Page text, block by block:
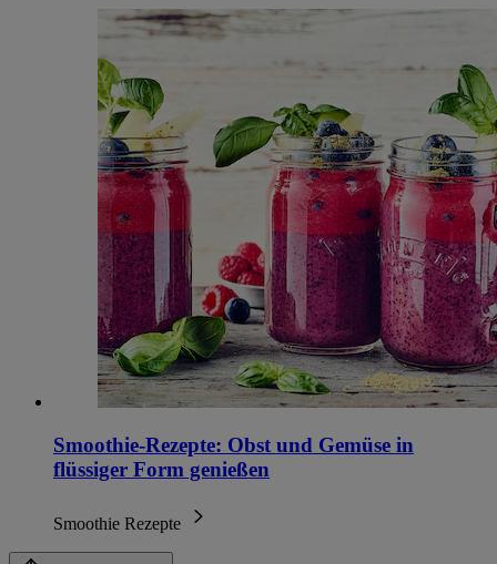
Smoothie-Rezepte: Obst und Gemüse in
flüssiger Form genießen
Smoothie Rezepte